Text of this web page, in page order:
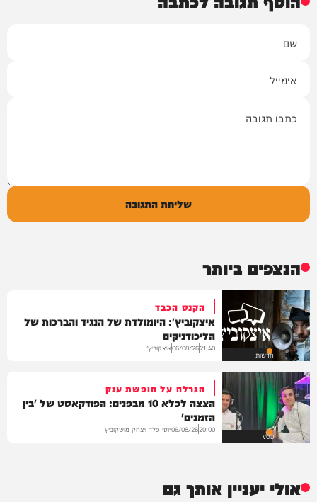
שליחת התגובה
הנצפים ביותר
חדשות
הקנס הכבד
איצקוביץ': היומולדת של הנגיד והברכות של
הליכודניקים
21:40
06/08/26איצקוביץ'
VOD
הגרלה על חופשת ענק
הצצה לכלא 10 מבפנים: הפודקאסט של 'בין
הזמנים'
20:00
06/08/26יוסי פלד ויצחק מושקוביץ
אולי יעניין אותך גם